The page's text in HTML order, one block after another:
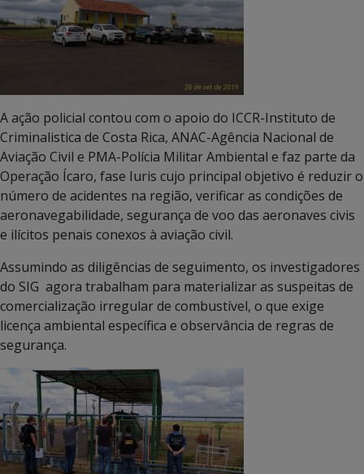
A ação policial contou com o apoio do ICCR-Instituto de
Criminalistica de Costa Rica, ANAC-Agência Nacional de
Aviação Civil e PMA-Polícia Militar Ambiental e faz parte da
Operação Ícaro, fase Iuris cujo principal objetivo é reduzir o
número de acidentes na região, verificar as condições de
aeronavegabilidade, segurança de voo das aeronaves civis
e ilícitos penais conexos à aviação civil.
Assumindo as diligências de seguimento, os investigadores
do SIG agora trabalham para materializar as suspeitas de
comercialização irregular de combustível, o que exige
licença ambiental específica e observância de regras de
segurança.